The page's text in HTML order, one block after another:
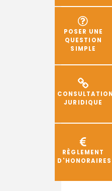
POSER UNE
QUESTION
SIMPLE
JURIDIQUE
RÈGLEMENT
D'HONORAIRES